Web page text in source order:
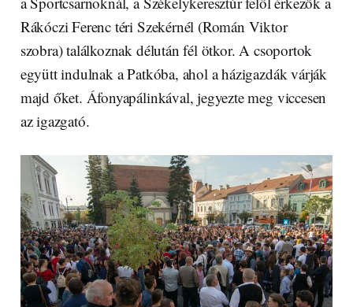
Rákóczi Ferenc téri Szekérnél (Román Viktor
szobra) találkoznak délután fél ötkor. A csoportok
együtt indulnak a Patkóba, ahol a házigazdák várják
majd őket. Áfonyapálinkával, jegyezte meg viccesen
az igazgató.